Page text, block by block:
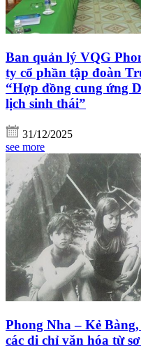
Ban quản lý VQG
ty cổ phần tập đoàn
“Hợp đồng cung ứng
lịch sinh thái”
31/12/2025
see more
Phong Nha – Kẻ
các di chỉ văn hóa từ